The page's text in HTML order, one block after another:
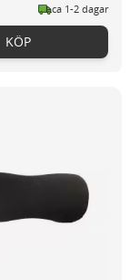
som de har
ca 1-2 dagar
KÖP